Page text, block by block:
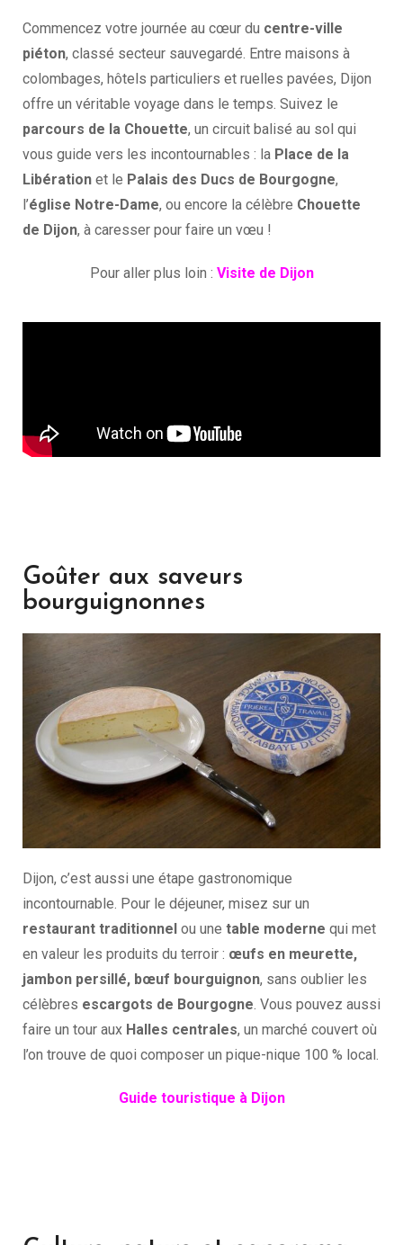
Commencez votre journée au cœur du centre-ville
piéton, classé secteur sauvegardé. Entre maisons à
colombages, hôtels particuliers et ruelles pavées, Dijon
offre un véritable voyage dans le temps. Suivez le
parcours de la Chouette, un circuit balisé au sol qui
vous guide vers les incontournables : la Place de la
Libération et le Palais des Ducs de Bourgogne,
l’église Notre-Dame, ou encore la célèbre Chouette
de Dijon, à caresser pour faire un vœu !
Pour aller plus loin : Visite de Dijon
Goûter aux saveurs
bourguignonnes
Dijon, c’est aussi une étape gastronomique
incontournable. Pour le déjeuner, misez sur un
restaurant traditionnel ou une table moderne qui met
en valeur les produits du terroir : œufs en meurette,
jambon persillé, bœuf bourguignon, sans oublier les
célèbres escargots de Bourgogne . Vous pouvez aussi
faire un tour aux Halles centrales, un marché couvert où
l’on trouve de quoi composer un pique-nique 100 % local.
Guide touristique à Dijon